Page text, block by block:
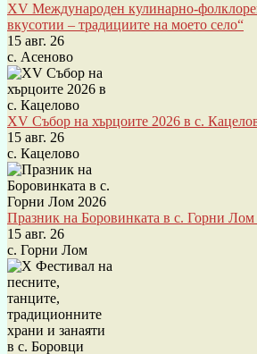
XV Международен кулинарно-
вкусотии – традициите на моето село“
15 авг. 26
с. Асеново
XV Събор на хърцоите 2026 в с.
15 авг. 26
с. Кацелово
Празник на Боровинката в с. Горни Лом
15 авг. 26
с. Горни Лом